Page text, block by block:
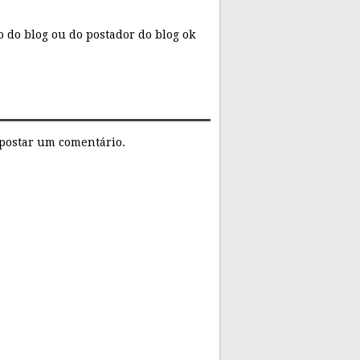
blog ou do postador do blog ok
um comentário.